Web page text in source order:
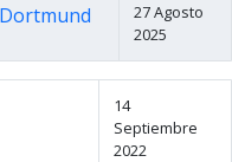
27 Agosto
2025
14
Septiembre
2022